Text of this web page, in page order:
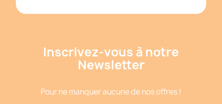
Inscrivez-vous à notre
Newsletter
Pour ne manquer aucune de nos offres !